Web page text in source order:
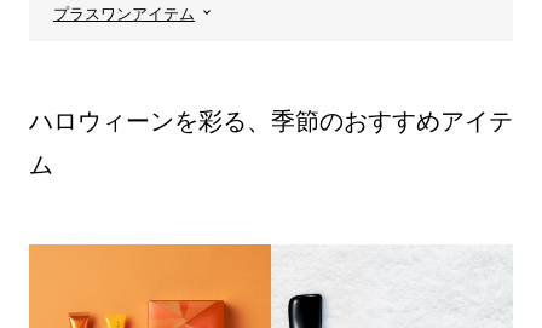
プラスワンアイテム
ハロウィーンを彩る、季節のおすすめアイテ
ム